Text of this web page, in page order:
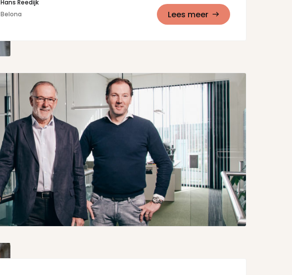
Hans Reedijk
Belona
Lees meer